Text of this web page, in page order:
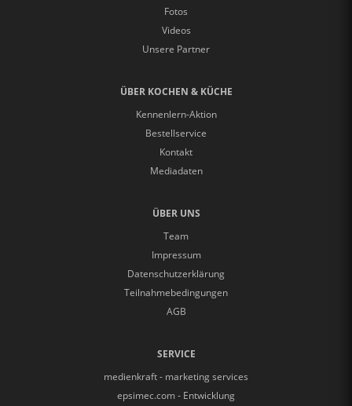
Fotos
Videos
Unsere Partner
ÜBER KOCHEN & KÜCHE
Kennenlern-Aktion
Bestellservice
Kontakt
Mediadaten
ÜBER UNS
Team
Impressum
Datenschutzerklärung
Teilnahmebedingungen
AGB
SERVICE
medienkraft - marketing services
epsimec.com - Entwicklung